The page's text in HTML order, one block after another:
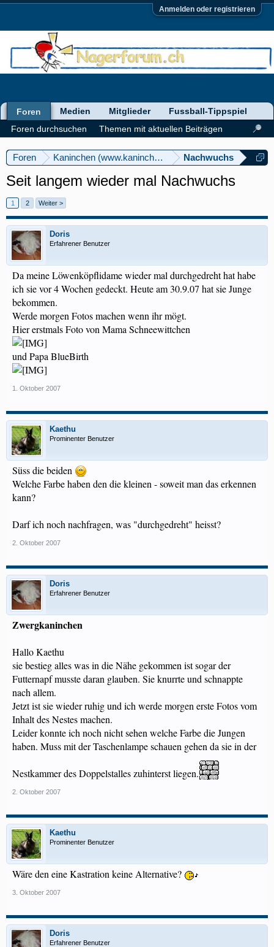
Anmelden oder registrieren
Foren Kaninchen (www.kaninchenforum.ch)Nachwuchs
Seit langem wieder mal Nachwuchs
1 2 Weiter >
Doris
Erfahrener Benutzer
Da meine Löwenköpflidame wieder mal durchgedreht hat habe
ich sie vor 4 Wochen gedeckt. Heute am 30.9.07 hat sie Junge
bekommen.
Werde morgen Fotos machen wenn ihr mögt.
Hier erstmals Foto von Mama Schneewittchen
und Papa BlueBirth
1. Oktober 2007
Kaethu
Prominenter Benutzer
Süss die beiden
Welche Farbe haben den die kleinen - soweit man das erkennen
kann?
Darf ich noch nachfragen, was "durchgedreht" heisst?
2. Oktober 2007
Doris
Erfahrener Benutzer
Zwergkaninchen
Hallo Kaethu
sie bestieg alles was in die Nähe gekommen ist sogar der
Futternapf musste daran glauben. Sie knurrte und schnappte
nach allem.
Jetzt ist sie wieder ruhig und ich werde morgen erste Fotos vom
Inhalt des Nestes machen.
Leider konnte ich noch nicht sehen welche Farbe die Jungen
haben. Muss mit der Taschenlampe schauen gehen da sie in der
Nestkammer des Doppelstalles zuhinterst liegen.
2. Oktober 2007
Kaethu
Prominenter Benutzer
Wäre den eine Kastration keine Alternative?
3. Oktober 2007
Doris
Erfahrener Benutzer
Foren
Foren durchsuchen
Themen mit aktuellen Beiträgen
Medien Mitglieder Fussball-Tippspiel